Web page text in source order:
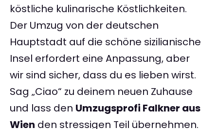
köstliche kulinarische Köstlichkeiten.
Der Umzug von der deutschen
Hauptstadt auf die schöne sizilianische
Insel erfordert eine Anpassung, aber
wir sind sicher, dass du es lieben wirst.
Sag „Ciao“ zu deinem neuen Zuhause
und lass den Umzugsprofi Falkner aus
Wien den stressigen Teil übernehmen.